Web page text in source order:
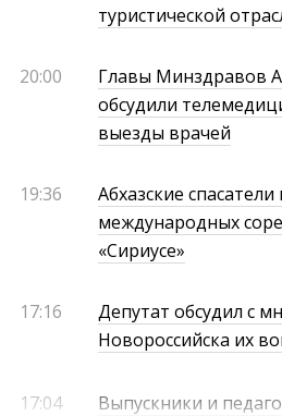
туристической
20:00
Главы Минздравов
обсудили
выезды врачей
19:36
Абхазские
международных
«Сириусе»
17:16
Депутат обсудил с
Новороссийска их
17:04
Выпускники и